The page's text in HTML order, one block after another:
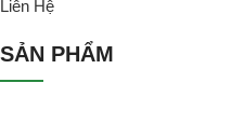
Liên Hệ
SẢN PHẨM